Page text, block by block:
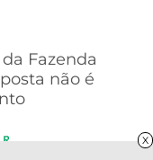
X
Fazenda
não é